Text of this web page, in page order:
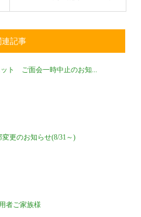
連記事
ット ご面会一時中止のお知...
更のお知らせ(8/31～)
者ご家族様